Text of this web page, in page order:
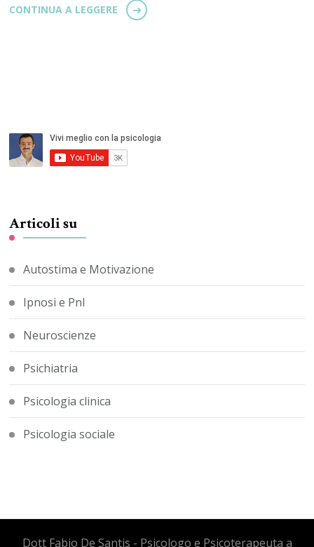
CONTINUA A LEGGERE
Articoli su
Autostima e Motivazione
Ipnosi e Pnl
Neuroscienze
Psichiatria
Psicologia clinica
Psicologia sociale
Dott Fabio De Santis - Psicologo e Psicoterapeuta a